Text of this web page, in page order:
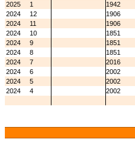
2025
1 1942
2024
12 1906
2024
11 1906
2024
10 1851
2024
9 1851
2024
8 1851
2024
7 2016
2024
6 2002
2024
5 2002
2024
4 2002